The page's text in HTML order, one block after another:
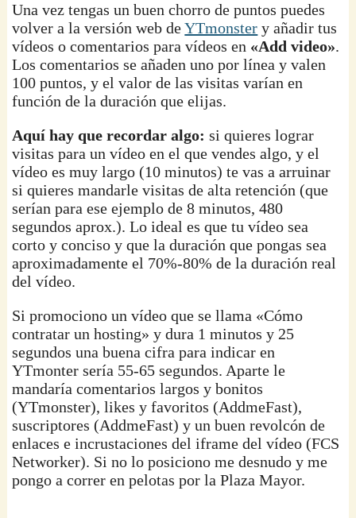
Una vez tengas un buen chorro de puntos puedes
volver a la versión web deYTmonster y añadir tus
vídeos o comentarios para vídeos en «Add video».
Los comentarios se añaden uno por línea y valen
100 puntos, y el valor de las visitas varían en
función de la duración que elijas.
Aquí hay que recordar algo: si quieres lograr
visitas para un vídeo en el que vendes algo, y el
vídeo es muy largo (10 minutos) te vas a arruinar
si quieres mandarle visitas de alta retención (que
serían para ese ejemplo de 8 minutos, 480
segundos aprox.). Lo ideal es que tu vídeo sea
corto y conciso y que la duración que pongas sea
aproximadamente el 70%-80% de la duración real
del vídeo.
Si promociono un vídeo que se llama «Cómo
contratar un hosting» y dura 1 minutos y 25
segundos una buena cifra para indicar en
YTmonter sería 55-65 segundos. Aparte le
mandaría comentarios largos y bonitos
(YTmonster), likes y favoritos (AddmeFast),
suscriptores (AddmeFast) y un buen revolcón de
enlaces e incrustaciones del iframe del vídeo (FCS
Networker). Si no lo posiciono me desnudo y me
pongo a correr en pelotas por la Plaza Mayor.